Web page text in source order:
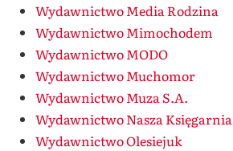
Wydawnictwo Media Rodzina
Wydawnictwo Mimochodem
Wydawnictwo MODO
Wydawnictwo Muchomor
Wydawnictwo Muza S.A.
Wydawnictwo Nasza Księgarnia
Wydawnictwo Olesiejuk